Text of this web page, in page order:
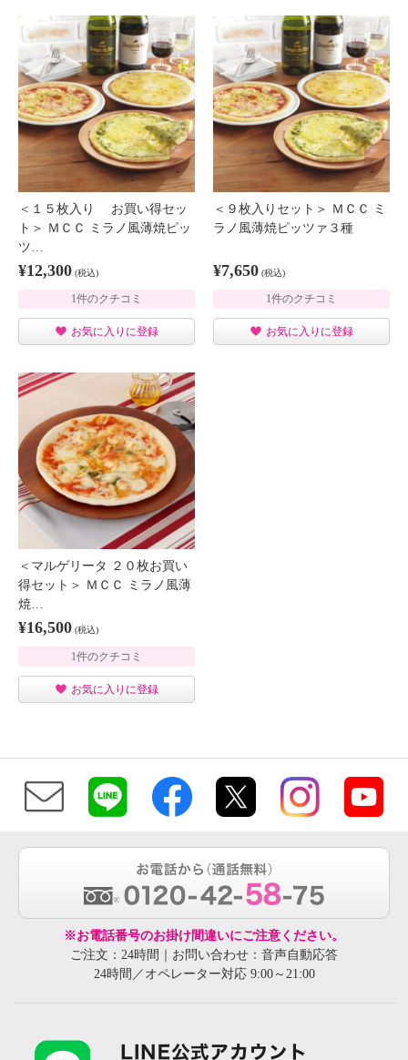
＜１５枚入り お買い得セッ
ト＞ ＭＣＣ ミラノ風薄焼ピッ
ツ…
¥12,300 (税込)
1件のクチコミ
お気に入りに登録
＜９枚入りセット＞ ＭＣＣ ミ
ラノ風薄焼ピッツァ３種
¥7,650 (税込)
1件のクチコミ
お気に入りに登録
＜マルゲリータ ２０枚お買い
得セット＞ ＭＣＣ ミラノ風薄
焼…
¥16,500 (税込)
1件のクチコミ
お気に入りに登録
※お電話番号のお掛け間違いにご注意ください。
ご注文：24時間｜お問い合わせ：音声自動応答
24時間／オペレーター対応 9:00～21:00